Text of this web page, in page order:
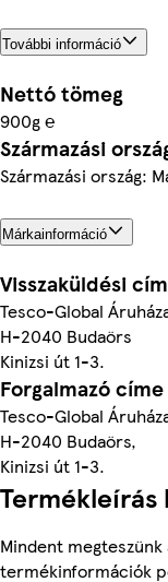
További információ
Nettó tömeg
900g ℮
Származási
Származási ország:
Márkainformáció
Visszaküldési cím
Tesco-Global
H-2040 Budaörs
Kinizsi út 1-3.
Forgalmazó címe
Tesco-Global
H-2040 Budaörs,
Kinizsi út 1-3.
Termékleírás
Mindent
termékinformációk